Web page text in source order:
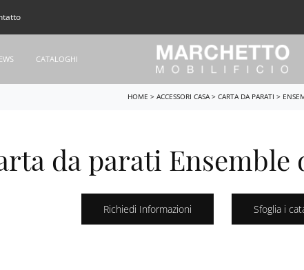
CATALOGHI
HOME > ACCESSORI CASA> CARTA DA PARATI >
da parati
Richiedi Informazioni Sfoglia i